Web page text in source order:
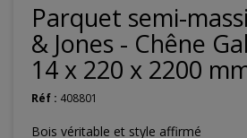
Parquet semi-
& Jones - Chêne
14 x 220 x 2200
Réf : 408801
Bois véritable et style affirmé